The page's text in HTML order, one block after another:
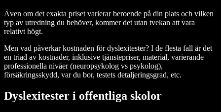
Även om det exakta priset varierar beroende på din plats och vilken
typ av utredning du behöver, kommer det utan tvekan att vara
relativt högt.
Men vad påverkar kostnaden för dyslexitester? I de flesta fall är det
en triad av kostnader, inklusive tjänstepriser, material, varierande
professionella nivåer (neuropsykolog vs psykolog),
försäkringsskydd, var du bor, testets detaljeringsgrad, etc.
Dyslexitester i offentliga skolor